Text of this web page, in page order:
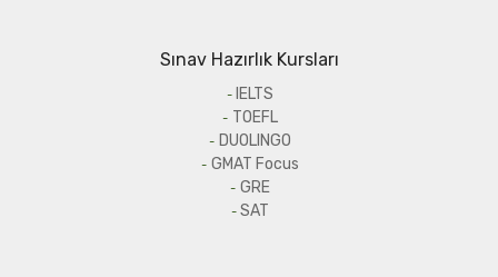
Sınav Hazırlık Kursları
IELTS
TOEFL
DUOLINGO
GMAT Focus
GRE
SAT